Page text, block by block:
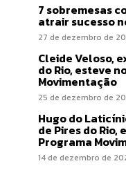
7 sobremesas
atrair sucesso
27 de dezembro de
Cleide Veloso,
do Rio, esteve
Movimentação
25 de dezembro de
Hugo do
de Pires do Rio,
Programa
14 de dezembro de